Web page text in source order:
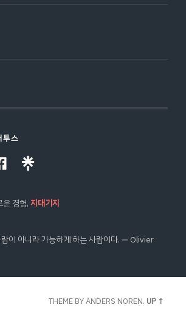
투스
운 경험,지대기지
이 아니라 가능하게 하는 사람이다. ― Olivier
THEME BYANDERS NOREN. UP ↑